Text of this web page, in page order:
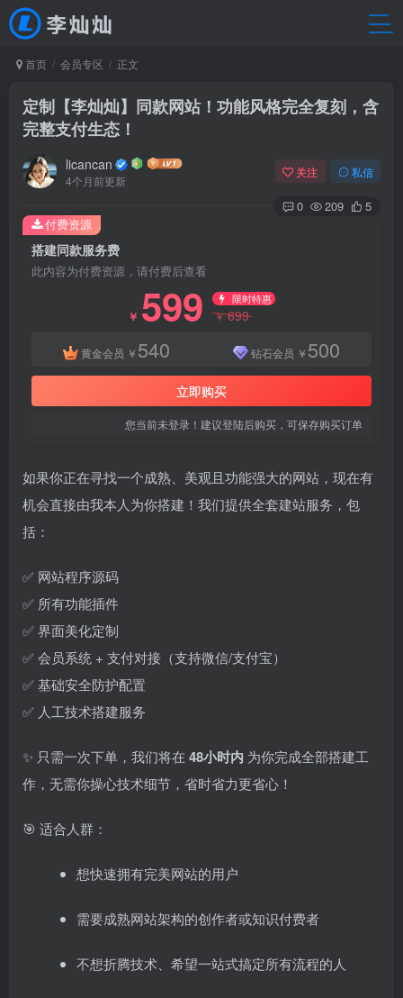
首页 会员专区 正文
定制【李灿灿】同款网站！功能风格完全复刻，含
完整支付生态！
licancan
4个月前更新
关注 私信
0 209 5
搭建同款服务费
此内容为付费资源，请付费后查看
￥ 599 限时特惠
￥699
黄金会员 ￥ 540 钻石会员 ￥ 500
立即购买
您当前未登录！建议登陆后购买，可保存购买订单
付费资源
如果你正在寻找一个成熟、美观且功能强大的网站，现在有
机会直接由我本人为你搭建！我们提供全套建站服务，包
括：
✅ 网站程序源码
✅ 所有功能插件
✅ 界面美化定制
✅ 会员系统 + 支付对接（支持微信/支付宝）
✅ 基础安全防护配置
✅ 人工技术搭建服务
✨ 只需一次下单，我们将在 48小时内 为你完成全部搭建工
作，无需你操心技术细节，省时省力更省心！
🎯 适合人群：
想快速拥有完美网站的用户
需要成熟网站架构的创作者或知识付费者
不想折腾技术、希望一站式搞定所有流程的人